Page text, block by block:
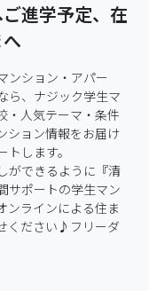
進学予定、在
ンション・アパー
ら、ナジック学生マ
・人気テーマ・条件
ション情報をお届け
します。
ができるように『清
サポートの学生マン
ンラインによる住ま
ください♪フリーダ